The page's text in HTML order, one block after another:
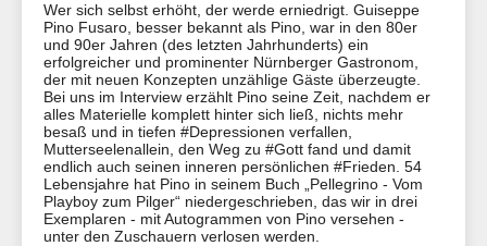
Wer sich selbst erhöht, der werde erniedrigt. Guiseppe
Pino Fusaro, besser bekannt als Pino, war in den 80er
und 90er Jahren (des letzten Jahrhunderts) ein
erfolgreicher und prominenter Nürnberger Gastronom,
der mit neuen Konzepten unzählige Gäste überzeugte.
Bei uns im Interview erzählt Pino seine Zeit, nachdem er
alles Materielle komplett hinter sich ließ, nichts mehr
besaß und in tiefen #Depressionen verfallen,
Mutterseelenallein, den Weg zu #Gott fand und damit
endlich auch seinen inneren persönlichen #Frieden. 54
Lebensjahre hat Pino in seinem Buch „Pellegrino - Vom
Playboy zum Pilger“ niedergeschrieben, das wir in drei
Exemplaren - mit Autogrammen von Pino versehen -
unter den Zuschauern verlosen werden.